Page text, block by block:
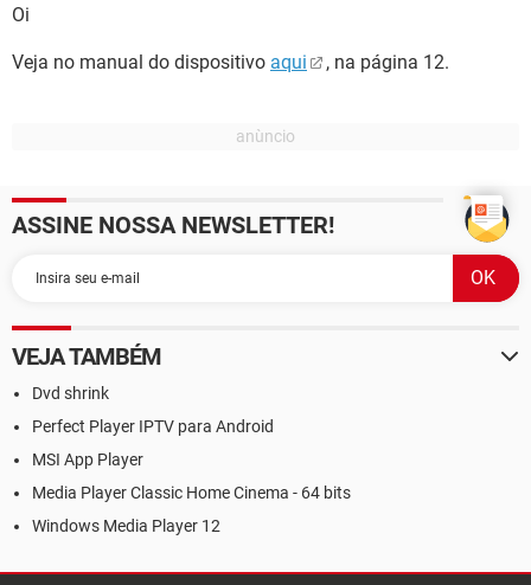
Oi
Veja no manual do dispositivo aqui , na página 12.
ASSINE NOSSA NEWSLETTER!
VEJA TAMBÉM
Dvd shrink
Perfect Player IPTV para Android
MSI App Player
Media Player Classic Home Cinema - 64 bits
Windows Media Player 12